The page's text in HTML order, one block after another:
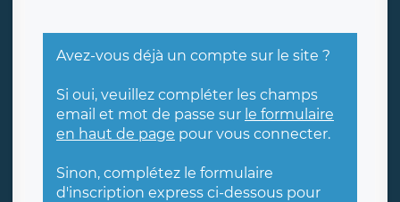
Avez-vous déjà un compte sur le site ?
Si oui, veuillez compléter les champs
email et mot de passe sur le formulaire
en haut de page pour vous connecter.
Sinon, complétez le formulaire
d'inscription express ci-dessous pour